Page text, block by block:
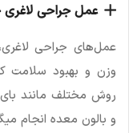
عمل جراحی
عمل‌های جراحی
وزن و بهبود سلامت
روش مختلف مانند
و بالون معده انجام